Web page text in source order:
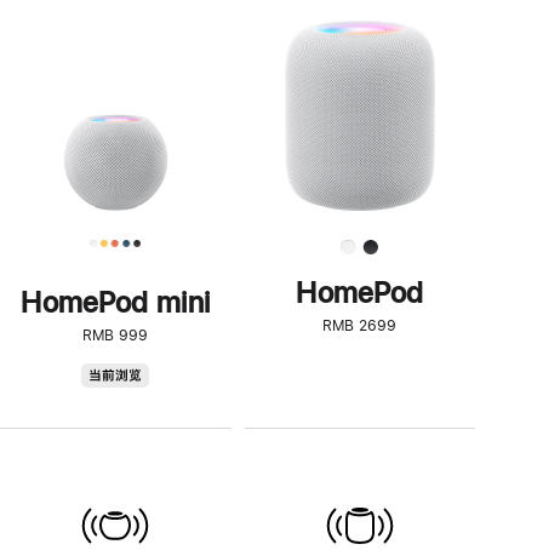
HomePod mini
RMB 999
当前浏览
步
了
解
HomePod<
HomePod
RMB 2699